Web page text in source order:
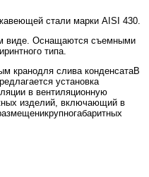
стали марки AISI 430.
виде. Оснащаются съемными
типа.
кранодля слива конденсатаВ
установка
в вентиляционную
изделий, включающий в